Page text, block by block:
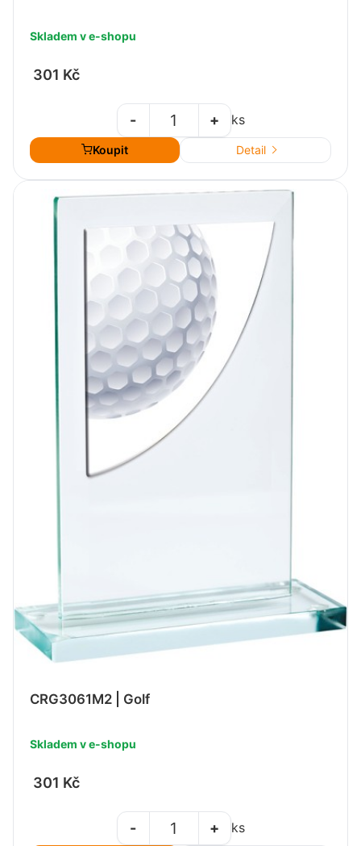
Skladem v e-shopu
301 Kč
+
- ks
Koupit Detail
CRG3061M2 | Golf
Skladem v e-shopu
301 Kč
+
- ks